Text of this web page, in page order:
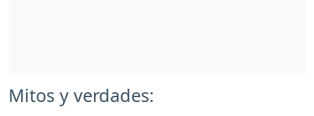
Mitos y verdades: